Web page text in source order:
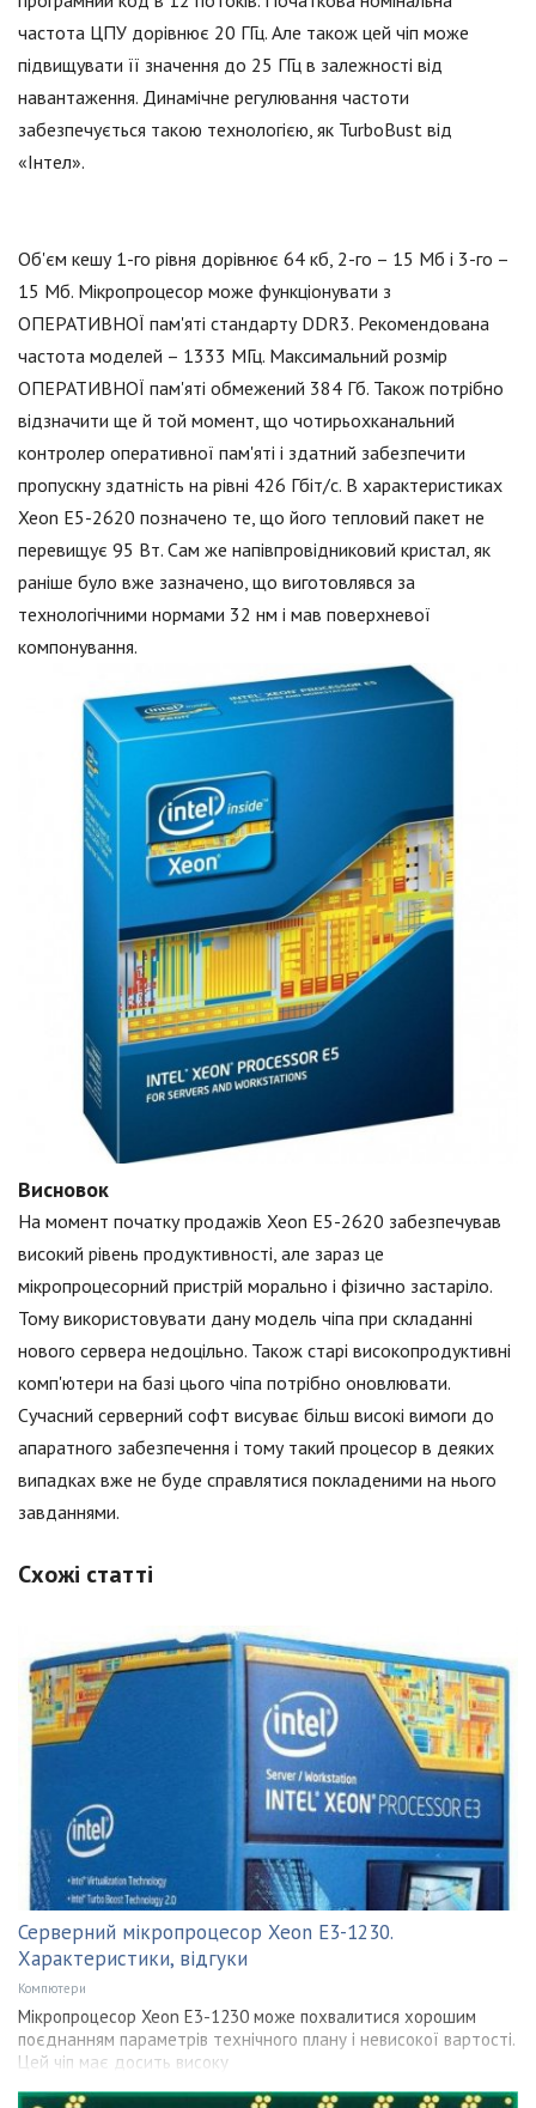
частота ЦПУ дорівнює 20 ГГц. Але також цей чіп може
підвищувати її значення до 25 ГГц в залежності від
навантаження. Динамічне регулювання частоти
забезпечується такою технологією, як TurboBust від
«Інтел».
Об'єм кешу 1-го рівня дорівнює 64 кб, 2-го – 15 Мб і 3-го –
15 Мб. Мікропроцесор може функціонувати з
ОПЕРАТИВНОЇ пам'яті стандарту DDR3. Рекомендована
частота моделей – 1333 МГц. Максимальний розмір
ОПЕРАТИВНОЇ пам'яті обмежений 384 Гб. Також потрібно
відзначити ще й той момент, що чотирьохканальний
контролер оперативної пам'яті і здатний забезпечити
пропускну здатність на рівні 426 Гбіт/с. В характеристиках
Xeon E5-2620 позначено те, що його тепловий пакет не
перевищує 95 Вт. Сам же напівпровідниковий кристал, як
раніше було вже зазначено, що виготовлявся за
технологічними нормами 32 нм і мав поверхневої
компонування.
Висновок
На момент початку продажів Xeon E5-2620 забезпечував
високий рівень продуктивності, але зараз це
мікропроцесорний пристрій морально і фізично застаріло.
Тому використовувати дану модель чіпа при складанні
нового сервера недоцільно. Також старі високопродуктивні
комп'ютери на базі цього чіпа потрібно оновлювати.
Сучасний серверний софт висуває більш високі вимоги до
апаратного забезпечення і тому такий процесор в деяких
випадках вже не буде справлятися покладеними на нього
завданнями.
Схожі статті
Серверний мікропроцесор Xeon E3-1230.
Характеристики, відгуки
Компютери
Мікропроцесор Xeon E3-1230 може похвалитися хорошим
поєднанням параметрів технічного плану і невисокої вартості.
Цей чіп має досить високу